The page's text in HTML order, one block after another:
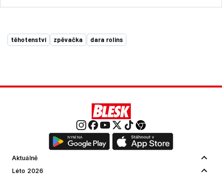
těhotenství zpěvačka dara rolins
Aktuálně
Léto 2026